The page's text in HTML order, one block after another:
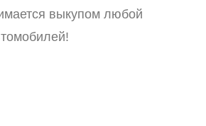
выкупом любой